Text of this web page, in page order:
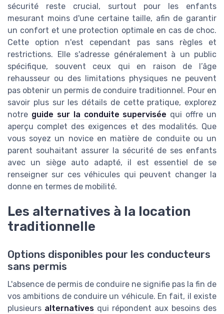
sécurité reste crucial, surtout pour les enfants
mesurant moins d'une certaine taille, afin de garantir
un confort et une protection optimale en cas de choc.
Cette option n'est cependant pas sans règles et
restrictions. Elle s'adresse généralement à un public
spécifique, souvent ceux qui en raison de l’âge
rehausseur ou des limitations physiques ne peuvent
pas obtenir un permis de conduire traditionnel. Pour en
savoir plus sur les détails de cette pratique, explorez
notre guide sur la conduite supervisée qui offre un
aperçu complet des exigences et des modalités. Que
vous soyez un novice en matière de conduite ou un
parent souhaitant assurer la sécurité de ses enfants
avec un siège auto adapté, il est essentiel de se
renseigner sur ces véhicules qui peuvent changer la
donne en termes de mobilité.
Les alternatives à la location
traditionnelle
Options disponibles pour les conducteurs
sans permis
L'absence de permis de conduire ne signifie pas la fin de
vos ambitions de conduire un véhicule. En fait, il existe
plusieurs alternatives qui répondent aux besoins des